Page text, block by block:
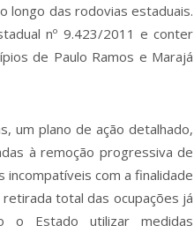
longo das rodovias estaduais.
nº 9.423/2011 e conter
de Paulo Ramos e Marajá
um plano de ação detalhado,
à remoção progressiva de
com a finalidade
total das ocupações já
o Estado utilizar medidas